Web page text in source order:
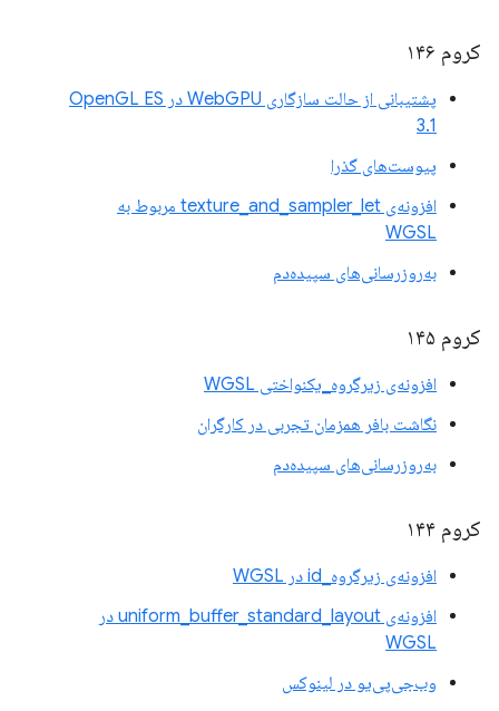
کروم ۱۴۶
پشتیبانی از حالت سازگاری WebGPU در OpenGL ES
3.1
پیوست‌های گذرا
افزونه‌ی texture_and_sampler_let مربوط به
WGSL
به‌روزرسانی‌های سپیده‌دم
کروم ۱۴۵
افزونه‌ی زیرگروه_یکنواختی WGSL
نگاشت بافر همزمان تجربی در کارگران
به‌روزرسانی‌های سپیده‌دم
کروم ۱۴۴
افزونه‌ی زیرگروه_id در WGSL
افزونه‌ی uniform_buffer_standard_layout در
WGSL
وب‌جی‌پی‌یو در لینوکس